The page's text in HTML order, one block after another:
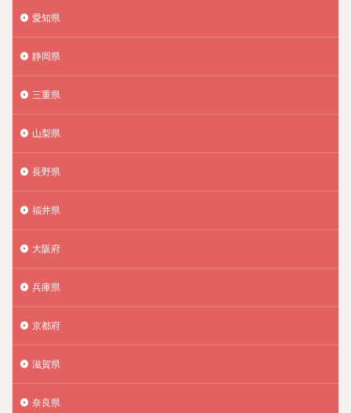
愛知県
静岡県
三重県
山梨県
長野県
福井県
大阪府
兵庫県
京都府
滋賀県
奈良県